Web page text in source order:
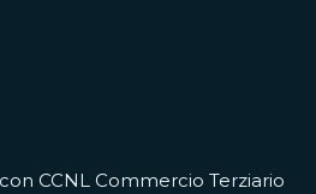
CCNL Commercio Terziario